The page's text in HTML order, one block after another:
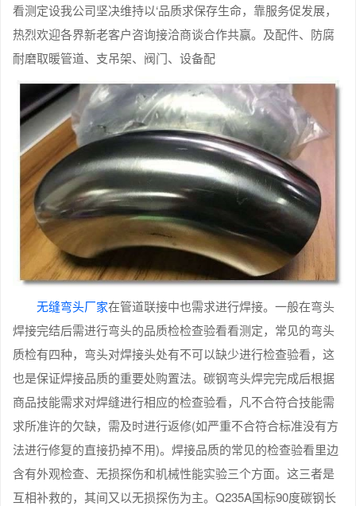
看测定设我公司坚决维持以‘品质求保存生命，靠服务促发展，
热烈欢迎各界新老客户咨询接洽商谈合作共赢。及配件、防腐
耐磨取暖管道、支吊架、阀门、设备配
无缝弯头厂家在管道联接中也需求进行焊接。一般在弯头
焊接完结后需进行弯头的品质检检查验看看测定，常见的弯头
质检有四种，弯头对焊接头处有不可以缺少进行检查验看，这
也是保证焊接品质的重要处购置法。碳钢弯头焊完完成后根据
商品技能需求对焊缝进行相应的检查验看，凡不合符合技能需
求所准许的欠缺，需及时进行返修(如严重不合符合标准没有方
法进行修复的直接扔掉不用)。焊接品质的常见的检查验看里边
含有外观检查、无损探伤和机械性能实验三个方面。这三者是
互相补救的，其间又以无损探伤为主。Q235A国标90度碳钢长